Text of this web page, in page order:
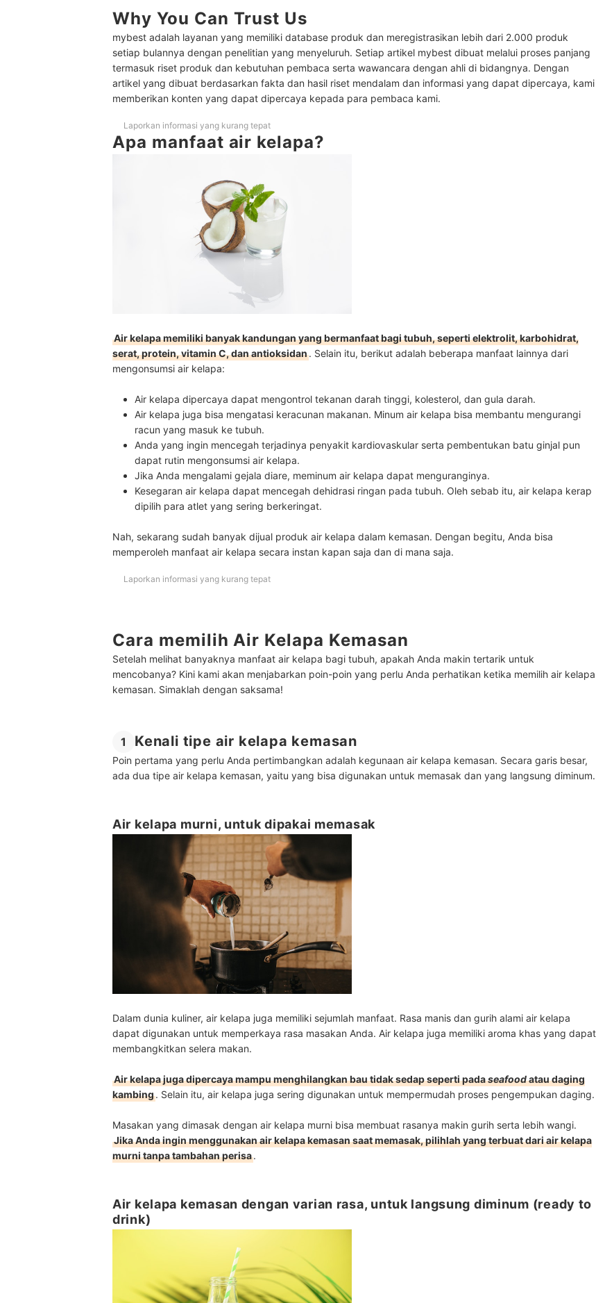
Pertimbangkan memilih produk air kelapa organik
Peringkat Air Kelapa Kemasan Terbaik
Why You Can Trust Us
mybest adalah layanan yang memiliki database produk dan meregistrasikan lebih dari 2.000 produk
setiap bulannya dengan penelitian yang menyeluruh. Setiap artikel mybest dibuat melalui proses panjang
termasuk riset produk dan kebutuhan pembaca serta wawancara dengan ahli di bidangnya. Dengan
artikel yang dibuat berdasarkan fakta dan hasil riset mendalam dan informasi yang dapat dipercaya, kami
memberikan konten yang dapat dipercaya kepada para pembaca kami.
Laporkan informasi yang kurang tepat
Apa manfaat air kelapa?
Air kelapa memiliki banyak kandungan yang bermanfaat bagi tubuh, seperti elektrolit, karbohidrat,
serat, protein, vitamin C, dan antioksidan. Selain itu, berikut adalah beberapa manfaat lainnya dari
mengonsumsi air kelapa:
Air kelapa dipercaya dapat mengontrol tekanan darah tinggi, kolesterol, dan gula darah.
Air kelapa juga bisa mengatasi keracunan makanan. Minum air kelapa bisa membantu mengurangi
racun yang masuk ke tubuh.
Anda yang ingin mencegah terjadinya penyakit kardiovaskular serta pembentukan batu ginjal pun
dapat rutin mengonsumsi air kelapa.
Jika Anda mengalami gejala diare, meminum air kelapa dapat menguranginya.
Kesegaran air kelapa dapat mencegah dehidrasi ringan pada tubuh. Oleh sebab itu, air kelapa kerap
dipilih para atlet yang sering berkeringat.
Nah, sekarang sudah banyak dijual produk air kelapa dalam kemasan. Dengan begitu, Anda bisa
memperoleh manfaat air kelapa secara instan kapan saja dan di mana saja.
Laporkan informasi yang kurang tepat
Cara memilih Air Kelapa Kemasan
Setelah melihat banyaknya manfaat air kelapa bagi tubuh, apakah Anda makin tertarik untuk
mencobanya? Kini kami akan menjabarkan poin-poin yang perlu Anda perhatikan ketika memilih air kelapa
kemasan. Simaklah dengan saksama!
1 Kenali tipe air kelapa kemasan
Poin pertama yang perlu Anda pertimbangkan adalah kegunaan air kelapa kemasan. Secara garis besar,
ada dua tipe air kelapa kemasan, yaitu yang bisa digunakan untuk memasak dan yang langsung diminum.
Air kelapa murni, untuk dipakai memasak
Dalam dunia kuliner, air kelapa juga memiliki sejumlah manfaat. Rasa manis dan gurih alami air kelapa
dapat digunakan untuk memperkaya rasa masakan Anda. Air kelapa juga memiliki aroma khas yang dapat
membangkitkan selera makan.
Air kelapa juga dipercaya mampu menghilangkan bau tidak sedap seperti padaseafoodatau daging
kambing. Selain itu, air kelapa juga sering digunakan untuk mempermudah proses pengempukan daging.
Masakan yang dimasak dengan air kelapa murni bisa membuat rasanya makin gurih serta lebih wangi.
Jika Anda ingin menggunakan air kelapa kemasan saat memasak, pilihlah yang terbuat dari air kelapa
murni tanpa tambahan perisa.
Air kelapa kemasan dengan varian rasa, untuk langsung diminum (ready to
drink)